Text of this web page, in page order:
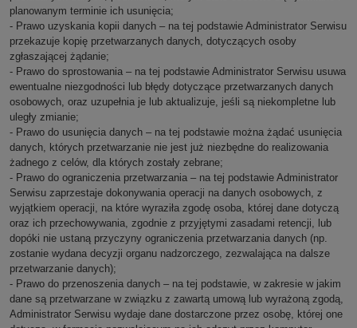
planowanym terminie ich usunięcia;
- Prawo uzyskania kopii danych – na tej podstawie Administrator Serwisu
przekazuje kopię przetwarzanych danych, dotyczących osoby
zgłaszającej żądanie;
- Prawo do sprostowania – na tej podstawie Administrator Serwisu usuwa
ewentualne niezgodności lub błędy dotyczące przetwarzanych danych
osobowych, oraz uzupełnia je lub aktualizuje, jeśli są niekompletne lub
uległy zmianie;
- Prawo do usunięcia danych – na tej podstawie można żądać usunięcia
danych, których przetwarzanie nie jest już niezbędne do realizowania
żadnego z celów, dla których zostały zebrane;
- Prawo do ograniczenia przetwarzania – na tej podstawie Administrator
Serwisu zaprzestaje dokonywania operacji na danych osobowych, z
wyjątkiem operacji, na które wyraziła zgodę osoba, której dane dotyczą
oraz ich przechowywania, zgodnie z przyjętymi zasadami retencji, lub
dopóki nie ustaną przyczyny ograniczenia przetwarzania danych (np.
zostanie wydana decyzji organu nadzorczego, zezwalająca na dalsze
przetwarzanie danych);
- Prawo do przenoszenia danych – na tej podstawie, w zakresie w jakim
dane są przetwarzane w związku z zawartą umową lub wyrażoną zgodą,
Administrator Serwisu wydaje dane dostarczone przez osobę, której one